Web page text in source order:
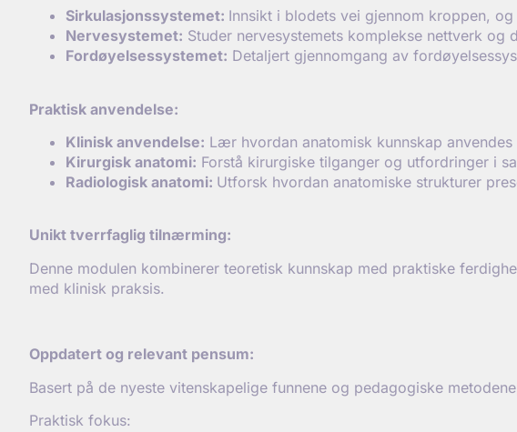
Sirkulasjonssystemet: Innsikt i blodets vei gjennom kroppen,
Nervesystemet: Studer nervesystemets komplekse nettverk
Fordøyelsessystemet: Detaljert gjennomgang av
Praktisk anvendelse:
Klinisk anvendelse: Lær hvordan anatomisk kunnskap
Kirurgisk anatomi: Forstå kirurgiske tilganger og utfordringer i
Radiologisk anatomi: Utforsk hvordan anatomiske strukturer
Unikt tverrfaglig tilnærming:
Denne modulen kombinerer teoretisk kunnskap med praktiske
med klinisk praksis.
Oppdatert og relevant pensum:
Basert på de nyeste vitenskapelige funnene og pedagogiske
Praktisk fokus: